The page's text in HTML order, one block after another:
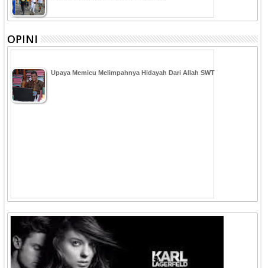
OPINI
Upaya Memicu Melimpahnya Hidayah Dari Allah SWT